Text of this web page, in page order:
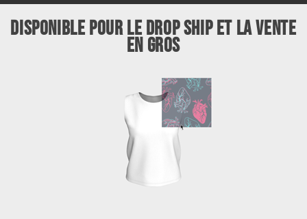
Disponible pour le drop ship et la vente
en gros